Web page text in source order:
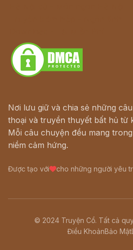
Nơi lưu giữ và chia sẻ những
thoại và truyền thuyết bất hủ từ
Mỗi câu chuyện đều mang
niềm cảm hứng.
Được tạo với cho những người yêu
© 2024 Truyện Cổ. Tất cả
Điều KhoảnBảo Mật